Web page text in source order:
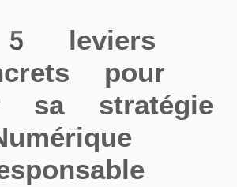
leviers
pour
sa stratégie